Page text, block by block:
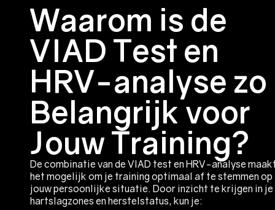
Waarom is de
VIAD Test en
HRV-analyse zo
Belangrijk voor
Jouw Training?
De combinatie van de VIAD test en HRV-analyse
het mogelijk om je training optimaal af te stemmen op
jouw persoonlijke situatie. Door inzicht te krijgen in je
hartslagzones en herstelstatus, kun je: